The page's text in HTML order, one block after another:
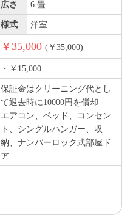
広さ 6 畳
様式 洋室
￥35,000 (￥35,000)
・￥15,000
保証金はクリーニング代とし
て退去時に10000円を償却
エアコン、ベッド、コンセン
ト、シングルハンガー、収
納、ナンバーロック式部屋ド
ア